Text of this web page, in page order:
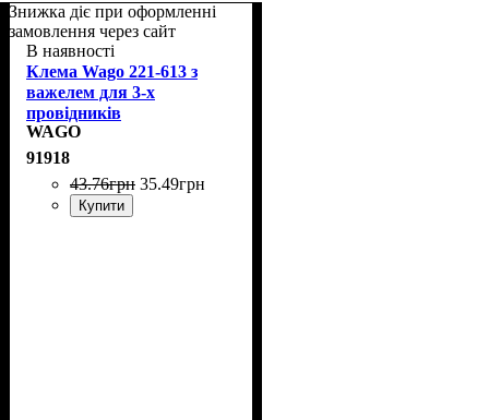
Знижка діє при оформленні
замовлення через сайт
В наявності
Клема Wago 221-613 з
важелем для 3-х
провідників
WAGO
91918
43.76грн 35.49грн
Купити